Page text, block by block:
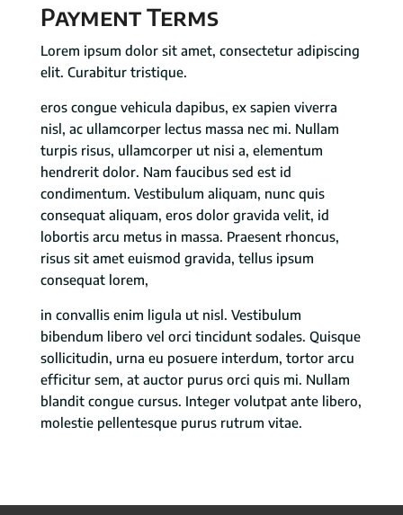
Payment Terms
Lorem ipsum dolor sit amet, consectetur adipiscing
elit. Curabitur tristique.
eros congue vehicula dapibus, ex sapien viverra
nisl, ac ullamcorper lectus massa nec mi. Nullam
turpis risus, ullamcorper ut nisi a, elementum
hendrerit dolor. Nam faucibus sed est id
condimentum. Vestibulum aliquam, nunc quis
consequat aliquam, eros dolor gravida velit, id
lobortis arcu metus in massa. Praesent rhoncus,
risus sit amet euismod gravida, tellus ipsum
consequat lorem,
in convallis enim ligula ut nisl. Vestibulum
bibendum libero vel orci tincidunt sodales. Quisque
sollicitudin, urna eu posuere interdum, tortor arcu
efficitur sem, at auctor purus orci quis mi. Nullam
blandit congue cursus. Integer volutpat ante libero,
molestie pellentesque purus rutrum vitae.